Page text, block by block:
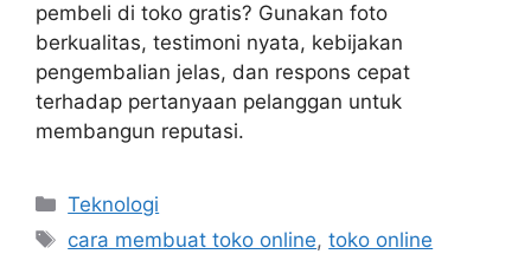
pembeli di toko gratis? Gunakan foto
berkualitas, testimoni nyata, kebijakan
pengembalian jelas, dan respons cepat
terhadap pertanyaan pelanggan untuk
membangun reputasi.
Kategori
Teknologi
Tag
cara membuat toko online,toko online